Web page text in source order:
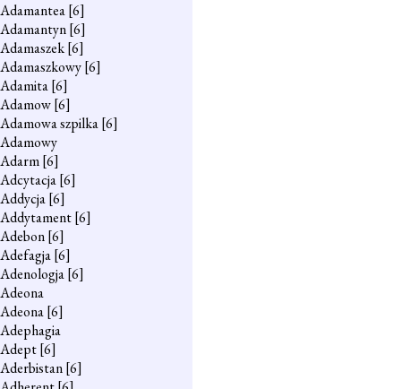
Adamantea[6]
Adamantyn[6]
Adamaszek[6]
Adamaszkowy[6]
Adamita[6]
Adamow[6]
Adamowa szpilka[6]
Adamowy
Adarm[6]
Adcytacja[6]
Addycja[6]
Addytament[6]
Adebon[6]
Adefagja[6]
Adenologja[6]
Adeona
Adeona[6]
Adephagia
Adept[6]
Aderbistan[6]